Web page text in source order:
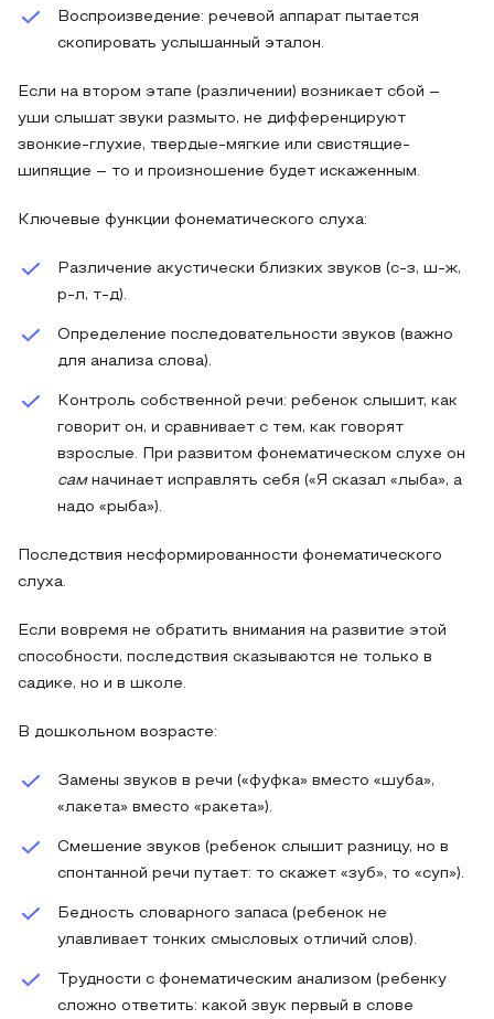
Воспроизведение: речевой аппарат пытается
скопировать услышанный эталон.
Если на втором этапе (различении) возникает сбой –
уши слышат звуки размыто, не дифференцируют
звонкие-глухие, твердые-мягкие или свистящие-
шипящие – то и произношение будет искаженным.
Ключевые функции фонематического слуха:
Различение акустически близких звуков (с-з, ш-ж,
р-л, т-д).
Определение последовательности звуков (важно
для анализа слова).
Контроль собственной речи: ребенок слышит, как
говорит он, и сравнивает с тем, как говорят
взрослые. При развитом фонематическом слухе он
самначинает исправлять себя («Я сказал «лыба», а
надо «рыба»).
Последствия несформированности фонематического
слуха.
Если вовремя не обратить внимания на развитие этой
способности, последствия сказываются не только в
садике, но и в школе.
В дошкольном возрасте:
Замены звуков в речи («фуфка» вместо «шуба»,
«лакета» вместо «ракета»).
Смешение звуков (ребенок слышит разницу, но в
спонтанной речи путает: то скажет «зуб», то «суп»).
Бедность словарного запаса (ребенок не
улавливает тонких смысловых отличий слов).
Трудности с фонематическим анализом (ребенку
сложно ответить: какой звук первый в слове